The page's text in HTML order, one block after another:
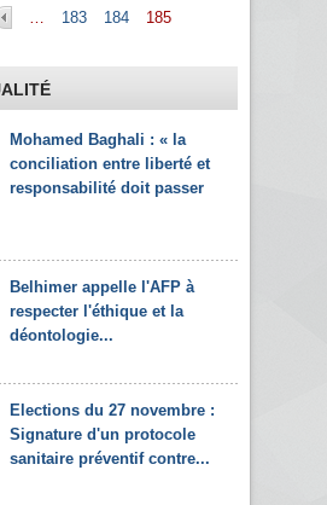
… 183 184 185
Mohamed Baghali : « la
conciliation entre liberté et
responsabilité doit passer
Belhimer appelle l'AFP à
respecter l'éthique et la
déontologie...
Elections du 27 novembre :
Signature d'un protocole
sanitaire préventif contre...